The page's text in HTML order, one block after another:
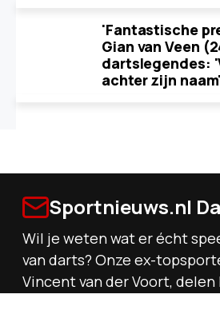
'Fantastische
Gian van Veen
dartslegendes:
achter zijn naam'